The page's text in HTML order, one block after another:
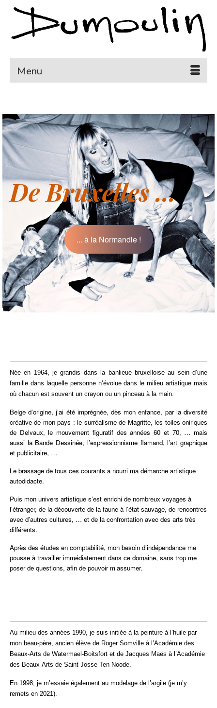
Menu
De Bruxelles ...
... à la Normandie !
Née en 1964, je grandis dans la banlieue bruxelloise au sein d’une
famille dans laquelle personne n’évolue dans le milieu artistique mais
où chacun est souvent un crayon ou un pinceau à la main.
Belge d’origine, j’ai été imprégnée, dès mon enfance, par la diversité
créative de mon pays : le surréalisme de Magritte, les toiles oniriques
de Delvaux, le mouvement figuratif des années 60 et 70, … mais
aussi la Bande Dessinée, l’expressionnisme flamand, l’art graphique
et publicitaire, …
Le brassage de tous ces courants a nourri ma démarche artistique
autodidacte.
Puis mon univers artistique s’est enrichi de nombreux voyages à
l’étranger, de la découverte de la faune à l’état sauvage, de rencontres
avec d’autres cultures, … et de la confrontation avec des arts très
différents.
Après des études en comptabilité, mon besoin d’indépendance me
pousse à travailler immédiatement dans ce domaine, sans trop me
poser de questions, afin de pouvoir m’assumer.
Au milieu des années 1990, je suis initiée à la peinture à l’huile par
mon beau-père, ancien élève de Roger Somville à l’Académie des
Beaux-Arts de Watermael-Boitsfort et de Jacques Maës à l’Académie
des Beaux-Arts de Saint-Josse-Ten-Noode.
En 1998, je m’essaie également au modelage de l’argile (je m’y
remets en 2021).